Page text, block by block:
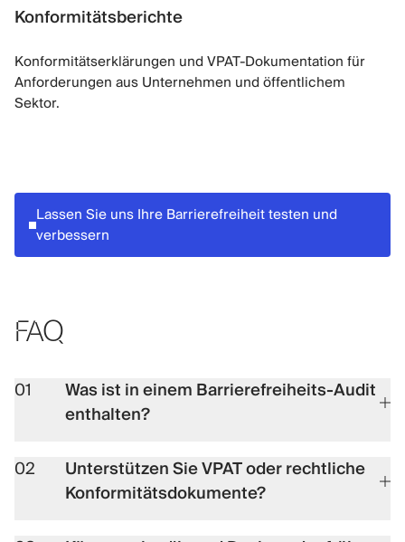
Konformitätsberichte
Konformitätserklärungen und VPAT-Dokumentation für
Anforderungen aus Unternehmen und öffentlichem
Sektor.
Lassen Sie uns Ihre Barrierefreiheit testen und
verbessern
FAQ
01
Was ist in einem Barrierefreiheits-Audit
enthalten?
02
Unterstützen Sie VPAT oder rechtliche
Konformitätsdokumente?